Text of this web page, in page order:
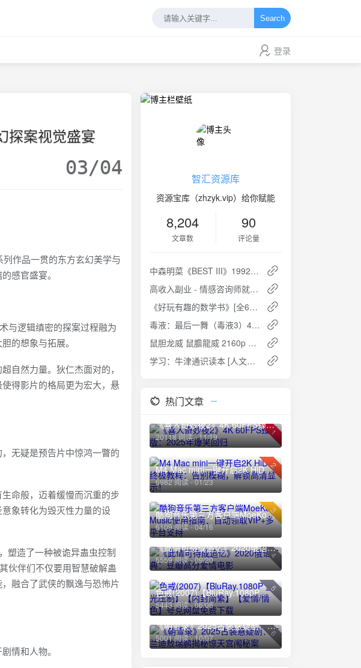
Search
登录
探案视觉盛宴
03/04
作品一贯的东方玄幻美学与
感官盛宴。
与逻辑缜密的探案过程融为
的想象与拓展。
自然力量。狄仁杰面对的，
得影片的格局更为宏大，悬
无疑是预告片中惊鸿一瞥的
命般，迈着缓慢而沉重的步
象转化为毁灭性力量的设
塑造了一种被诡异蛊虫控制
伙伴们不仅要用智慧破解蛊
融合了武侠的飘逸与恐怖片
情和人物。
智汇资源库
资源宝库（zhzyk.vip）给你赋能
8,204
文章数
90
评论量
中森明菜《BEST III》1992精选辑：重温1980年代日本流行音乐的经典之声
高收入副业 - 情感咨询师就业直通班
《好玩有趣的数学书》[全6册]：激发孩子数学兴趣的经典读物
毒液：最后一舞（毒液3）4K HDR 英语中字：至暗时刻的终极对决
鼠胆龙威 鼠膽龍威 2160p Remux (1995)
学习：牛津通识读本 [人文社科] [PDF+全格式]：探索学习的本质与心理学奥秘
热门文章
1
《喜人奇妙夜2》4K 60FPS臻彩版：2025年爆笑回归
20118 阅读 - 11/19
2
M4 Mac mini一键开启2K HiDPI终极教程：告别模糊，解锁高清显示！
6982 阅读 - 01/23
3
酷狗音乐第三方客户端MoeKoe Music使用指南：自动领取VIP+多平台支持
6109 阅读 - 04/16
4
《此情可待成追忆》2020俄语经典：豆瓣高分爱情电影
5559 阅读 - 09/20
5
色戒(2007)【BluRay.1080P 蓝光压制】【内封简繁】【爱情/情色】夸克网盘免费下载
5443 阅读 - 06/06
6
《朝雪录》2025古装悬疑剧：李兰迪敖瑞鹏揭秘惊天宫闱秘案
5001 阅读 - 10/07